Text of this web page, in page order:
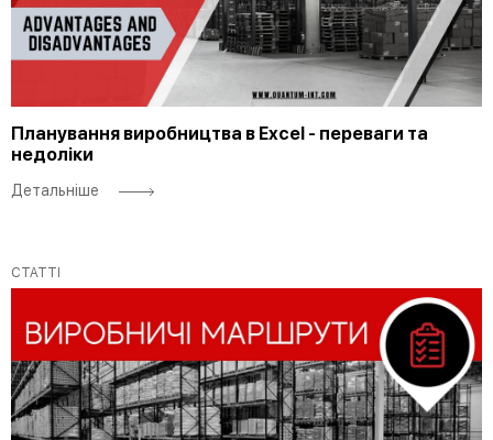
Планування виробництва в Excel - переваги та
недоліки
Детальніше
СТАТТІ